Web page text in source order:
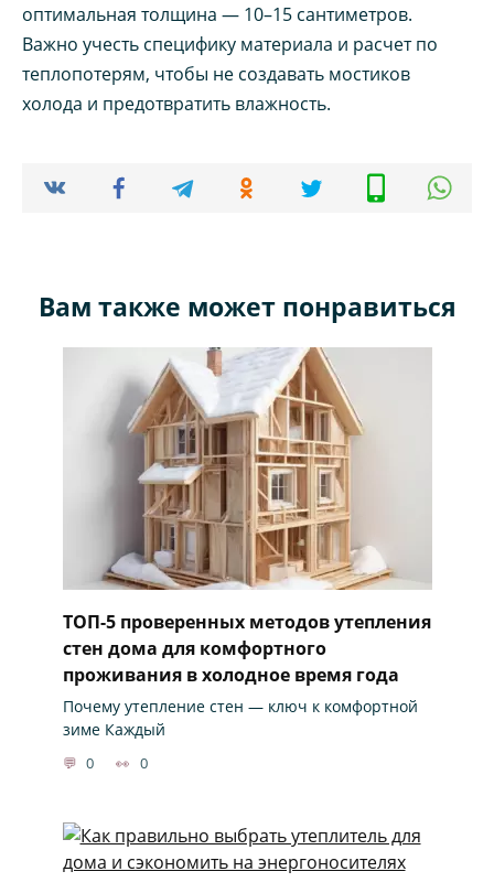
оптимальная толщина — 10–15 сантиметров.
Важно учесть специфику материала и расчет по
теплопотерям, чтобы не создавать мостиков
холода и предотвратить влажность.
Вам также может понравиться
ТОП-5 проверенных методов утепления
стен дома для комфортного
проживания в холодное время года
Почему утепление стен — ключ к комфортной
зиме Каждый
0 0